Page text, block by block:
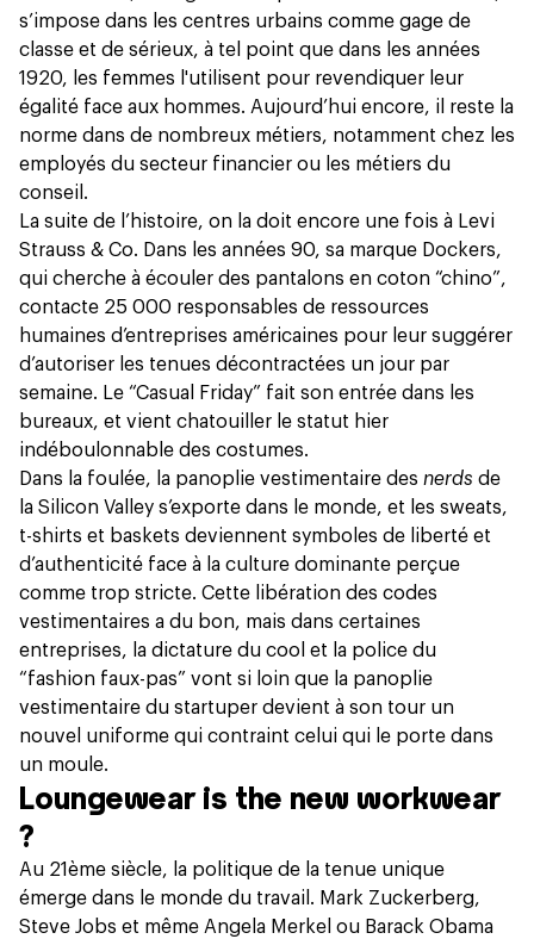
s’impose dans les centres urbains comme gage de
classe et de sérieux, à tel point que dans les années
1920, les femmes l'utilisent pour revendiquer leur
égalité face aux hommes. Aujourd’hui encore, il reste la
norme dans de nombreux métiers, notamment chez les
employés du secteur financier ou les métiers du
conseil.
La suite de l’histoire, on la doit encore une fois à Levi
Strauss & Co. Dans les années 90, sa marque Dockers,
qui cherche à écouler des pantalons en coton “chino”,
contacte 25 000 responsables de ressources
humaines d’entreprises américaines pour leur suggérer
d’autoriser les tenues décontractées un jour par
semaine. Le “Casual Friday” fait son entrée dans les
bureaux, et vient chatouiller le statut hier
indéboulonnable des costumes.
Dans la foulée, la panoplie vestimentaire des nerds de
la Silicon Valley s’exporte dans le monde, et les sweats,
t-shirts et baskets deviennent symboles de liberté et
d’authenticité face à la culture dominante perçue
comme trop stricte. Cette libération des codes
vestimentaires a du bon, mais dans certaines
entreprises, la dictature du cool et la police du
“fashion faux-pas” vont si loin que la panoplie
vestimentaire du startuper devient à son tour un
nouvel uniforme qui contraint celui qui le porte dans
un moule.
Loungewear is the new workwear
?
Au 21ème siècle, la politique de la tenue unique
émerge dans le monde du travail. Mark Zuckerberg,
Steve Jobs et même Angela Merkel ou Barack Obama